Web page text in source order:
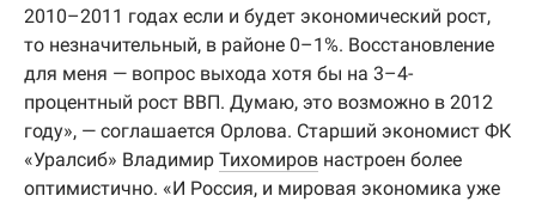
2010–2011 годах если и будет экономический рост,
то незначительный, в районе 0–1%. Восстановление
для меня — вопрос выхода хотя бы на 3–4-
процентный рост ВВП. Думаю, это возможно в 2012
году», — соглашается Орлова. Старший экономист ФК
«Уралсиб» Владимир Тихомиров настроен более
оптимистично. «И Россия, и мировая экономика уже